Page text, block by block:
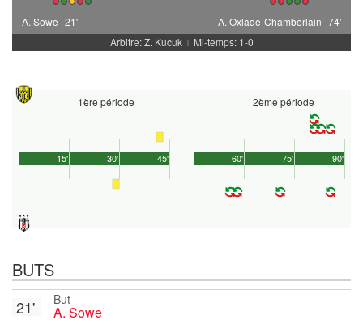
A. Sowe 21' A. Oxlade-Chamberlain 74'
Arbitre: Z. Kucuk | Mi-temps: 1-0
1ère période
45'
15' 30'
2ème période
90'
60' 75'
BUTS
But
A. Sowe
21'